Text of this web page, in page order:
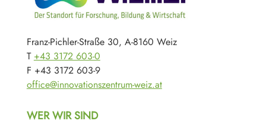
Franz-Pichler-Straße 30, A-8160 Weiz
T +43 3172 603-0
F +43 3172 603-9
office@innovationszentrum-weiz.at
WER WIR SIND